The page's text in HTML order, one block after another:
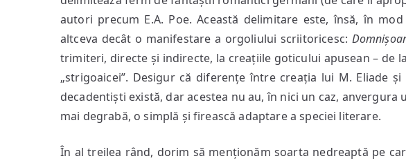
autori precum E.A. Poe. Această delimitare este, însă, în
altceva decât o manifestare a orgoliului scriitoricesc:
trimiteri, directe și indirecte, la creațiile goticului apusean – de
„strigoaicei”. Desigur că diferențe între creația lui M. Eliade
decadentiști există, dar acestea nu au, în nici un caz,
mai degrabă, o simplă și firească adaptare a speciei literare.
În al treilea rând, dorim să menționăm soarta nedreaptă pe